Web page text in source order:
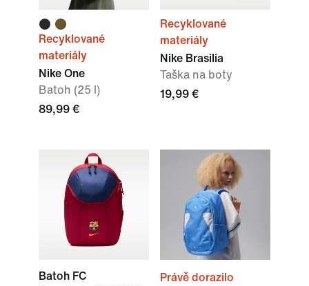
Recyklované
materiály
Nike One
Batoh (25 l)
89,99 €
Recyklované
materiály
Nike Brasilia
Taška na boty
19,99 €
Batoh FC
Právě dorazilo